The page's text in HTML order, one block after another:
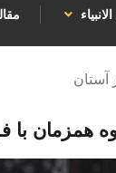
آستان
همزمان با